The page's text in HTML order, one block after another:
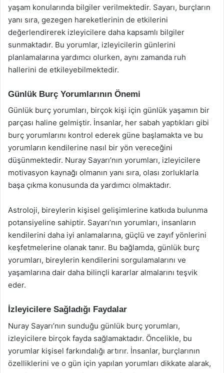
yaşam konularında bilgiler verilmektedir. Sayarı, burçların
yanı sıra, gezegen hareketlerinin de etkilerini
değerlendirerek izleyicilere daha kapsamlı bilgiler
sunmaktadır. Bu yorumlar, izleyicilerin günlerini
planlamalarına yardımcı olurken, aynı zamanda ruh
hallerini de etkileyebilmektedir.
Günlük Burç Yorumlarının Önemi
Günlük burç yorumları, birçok kişi için günlük yaşamın bir
parçası haline gelmiştir. İnsanlar, her sabah yaptıkları gibi
burç yorumlarını kontrol ederek güne başlamakta ve bu
yorumların kendilerine nasıl bir yön vereceğini
düşünmektedir. Nuray Sayarı’nın yorumları, izleyicilere
motivasyon kaynağı olmanın yanı sıra, olası zorluklarla
başa çıkma konusunda da yardımcı olmaktadır.
Astroloji, bireylerin kişisel gelişimlerine katkıda bulunma
potansiyeline sahiptir. Sayarı’nın yorumları, insanların
kendilerini daha iyi anlamalarına, güçlü ve zayıf yönlerini
keşfetmelerine olanak tanır. Bu bağlamda, günlük burç
yorumları, bireylerin kendilerini sorgulamalarını ve
yaşamlarına dair daha bilinçli kararlar almalarını teşvik
eder.
İzleyicilere Sağladığı Faydalar
Nuray Sayarı’nın sunduğu günlük burç yorumları,
izleyicilere birçok fayda sağlamaktadır. Öncelikle, bu
yorumlar kişisel farkındalığı artırır. İnsanlar, burçlarının
özelliklerini ve o gün için yapılan yorumları dikkate alarak,